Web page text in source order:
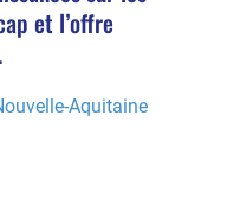
et l’offre
Aquitaine